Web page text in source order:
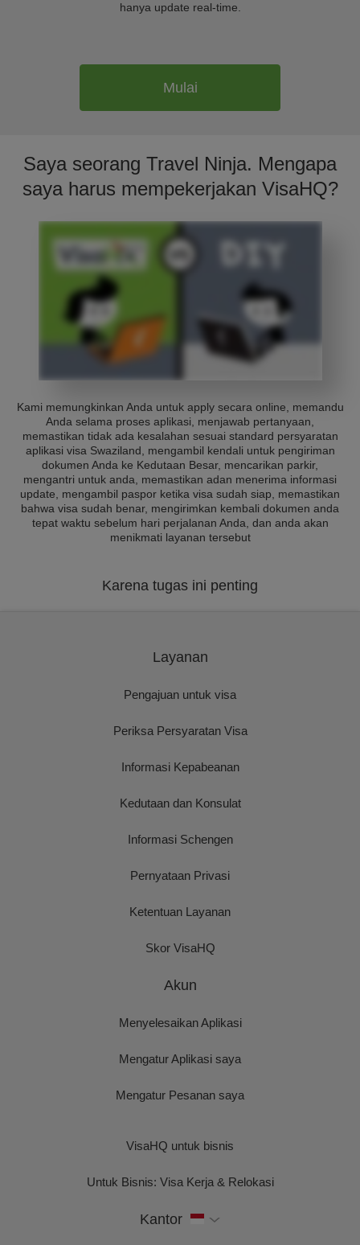
hanya update real-time.
Mulai
Saya seorang Travel Ninja. Mengapa
saya harus mempekerjakan VisaHQ?
Kami memungkinkan Anda untuk apply secara online, memandu
Anda selama proses aplikasi, menjawab pertanyaan,
memastikan tidak ada kesalahan sesuai standard persyaratan
aplikasi visa Swaziland, mengambil kendali untuk pengiriman
dokumen Anda ke Kedutaan Besar, mencarikan parkir,
mengantri untuk anda, memastikan adan menerima informasi
update, mengambil paspor ketika visa sudah siap, memastikan
bahwa visa sudah benar, mengirimkan kembali dokumen anda
tepat waktu sebelum hari perjalanan Anda, dan anda akan
menikmati layanan tersebut
Karena tugas ini penting
Layanan
Pengajuan untuk visa
Periksa Persyaratan Visa
Informasi Kepabeanan
Kedutaan dan Konsulat
Informasi Schengen
Pernyataan Privasi
Ketentuan Layanan
Skor VisaHQ
Akun
Menyelesaikan Aplikasi
Mengatur Aplikasi saya
Mengatur Pesanan saya
VisaHQ untuk bisnis
Untuk Bisnis: Visa Kerja & Relokasi
Kantor